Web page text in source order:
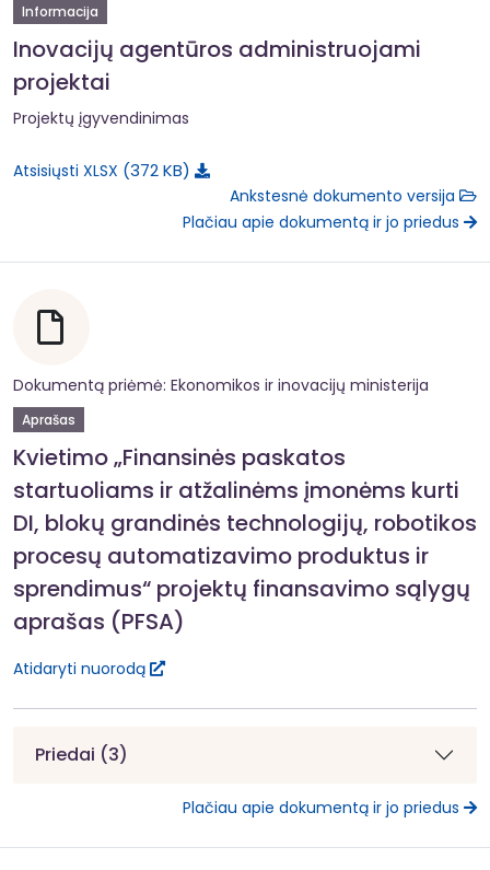
Informacija
Inovacijų agentūros administruojami
projektai
Projektų įgyvendinimas
Atsisiųsti XLSX 372 KB
Ankstesnė dokumento versija
Plačiau apie dokumentą ir jo priedus
Dokumentą priėmė: Ekonomikos ir inovacijų ministerija
Aprašas
Kvietimo „Finansinės paskatos
startuoliams ir atžalinėms įmonėms kurti
DI, blokų grandinės technologijų, robotikos
procesų automatizavimo produktus ir
sprendimus“ projektų finansavimo sąlygų
aprašas (PFSA)
Atidaryti nuorodą
Priedai (3)
Plačiau apie dokumentą ir jo priedus